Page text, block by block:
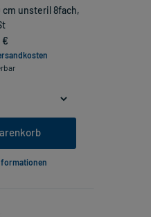
cm unsteril 8fach,
€